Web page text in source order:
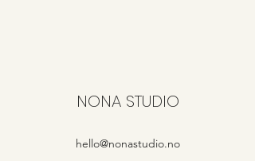
NONA STUDIO
hello@nonastudio.no